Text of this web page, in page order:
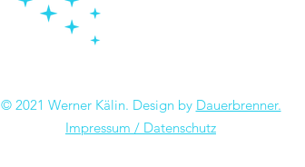
© 2021 Werner Kälin. Design by Dauerbrenner.
Impressum / Datenschutz